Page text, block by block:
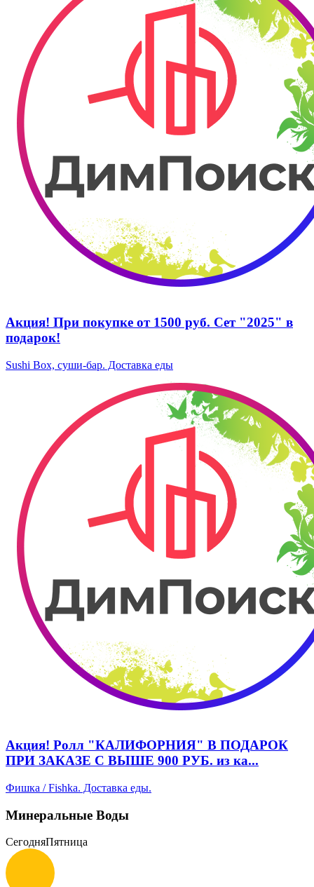
Акция! При покупке от 1500 руб. Сет "2025" в
подарок!
Sushi Box, суши-бар. Доставка еды
Акция! Ролл "КАЛИФОРНИЯ" В ПОДАРОК
ПРИ ЗАКАЗЕ С ВЫШЕ 900 РУБ. из ка...
Фишка / Fishka. Доставка еды.
Минеральные Воды
СегодняПятница